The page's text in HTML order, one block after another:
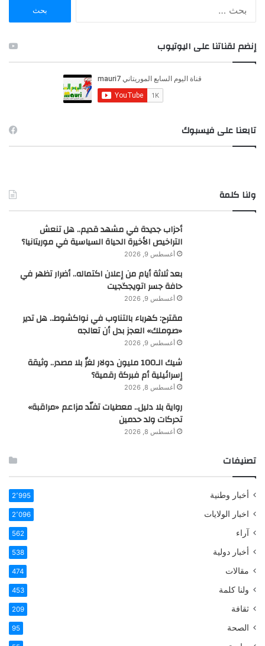
ن
:
إنضم لقناتنا على اليوتيوب
تابعنا على فيسبوك
ولنا كلمة
أحزاب جديدة في مشهد قديم.. هل تنعش
التراخيص الأخيرة الحياة السياسية في موريتانيا؟
أغسطس 9, 2026
بعد ثلاثة أيام من إعلان اكتماله.. أضرار تظهر في
حافة جسر اتويجگجيت
أغسطس 9, 2026
مقترح: كهرباء بالتناوب في نواكشوط.. هل تدير
«صوملك» العجز بدل أن تعالجه
أغسطس 9, 2026
شيك الـ100 مليون دولار لغزٌ بلا مصدر.. وثيقة
إسرائيلية أم فبركة رقمية؟
أغسطس 8, 2026
رواية بلا دليل.. معطيات تفنّد مزاعم «مراقبة»
تحركات ولد حدمين
أغسطس 8, 2026
تصنيفات
أخبار وطنية 2٬995
اخبار الولايات 2٬096
آراء 562
أخبار دولية 538
مقالات 474
ولنا كلمة 453
ثقافة 209
الصحة 95